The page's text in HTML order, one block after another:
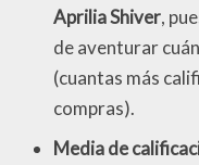
Aprilia Shiver,
de aventurar
(cuantas más
compras).
Media de